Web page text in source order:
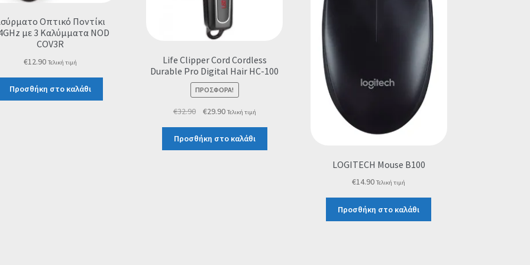
Οπτικό Ποντίκι
με 3 Καλύμματα NOD
COV3R
€12.90 Τελική τιμή
Προσθήκη στο καλάθι
Life Clipper Cord Cordless
Durable Pro Digital Hair HC-100
ΠΡΟΣΦΟΡΆ!
€32.90
Original
was:
€32.90.
€29.90Η
τιμή
είναι:
Τελική τιμή
Προσθήκη στο καλάθι
LOGITECH Mouse B100
€14.90 Τελική τιμή
Προσθήκη στο καλάθι